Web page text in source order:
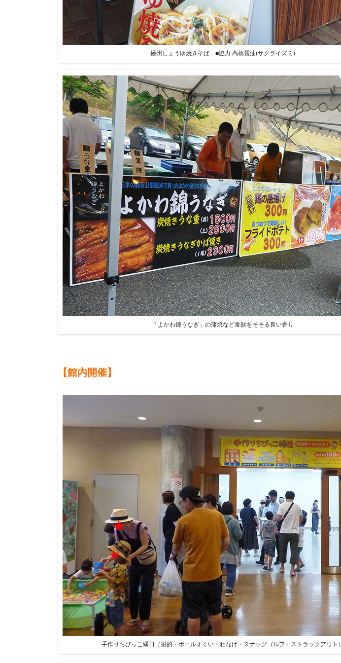
播州しょうゆ焼きそば ■協力 高橋醤油(サクライズミ)
「よかわ錦うなぎ」の蒲焼など食欲をそそる良い香り
【館内開催】
手作りちびっこ縁日（射的・ボールすくい・わなげ・スナッグゴルフ・ストラックアウト）